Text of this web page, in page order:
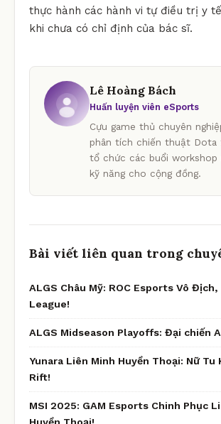
thực hành các hành vi tự điều trị y
khi chưa có chỉ định của bác sĩ.
Lê Hoàng Bách
Huấn luyện viên eSports
Cựu game thủ chuyên
phân tích chiến thuật Dota
tổ chức các buổi workshop
kỹ năng cho cộng đồng.
Bài viết liên quan trong
ALGS Châu Mỹ: ROC Esports Vô
League!
ALGS Midseason Playoffs: Đại chiến
Yunara Liên Minh Huyền Thoại: Nữ Tu
Rift!
MSI 2025: GAM Esports Chinh Phục
Huyền Thoại!